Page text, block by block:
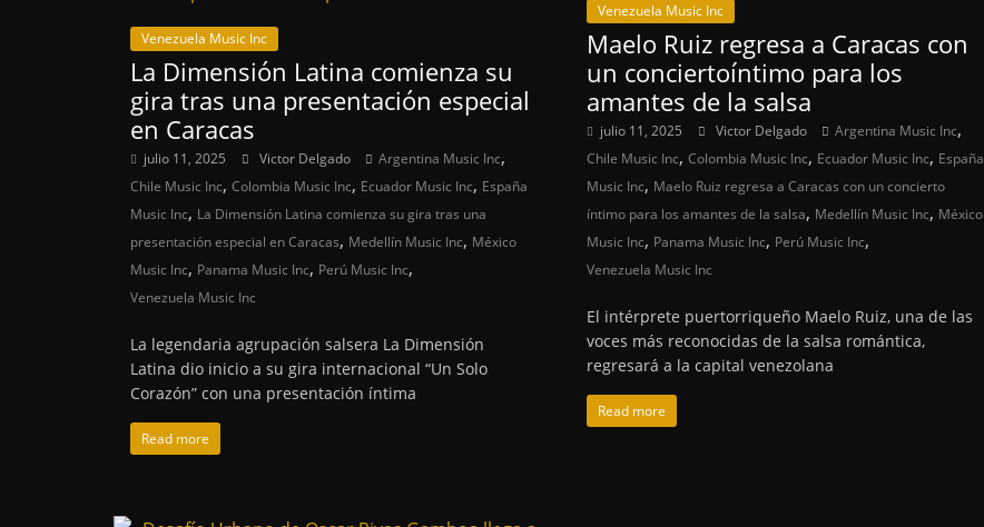
Venezuela Music Inc
La Dimensión Latina comienza su
gira tras una presentación especial
en Caracas
julio 11, 2025 Victor Delgado Argentina Music Inc,
Chile Music Inc, Colombia Music Inc, Ecuador Music Inc, España
Music Inc, La Dimensión Latina comienza su gira tras una
presentación especial en Caracas, Medellín Music Inc, México
Music Inc, Panama Music Inc, Perú Music Inc,
Venezuela Music Inc
La legendaria agrupación salsera La Dimensión
Latina dio inicio a su gira internacional “Un Solo
Corazón” con una presentación íntima
Read more
Venezuela Music Inc
Maelo Ruiz regresa a Caracas con
un conciertoíntimo para los
amantes de la salsa
julio 11, 2025 Victor Delgado Argentina Music Inc,
Chile Music Inc,Colombia Music Inc, Ecuador Music Inc, España
Music Inc, Maelo Ruiz regresa a Caracas con un concierto
íntimo para los amantes de la salsa, Medellín Music Inc, México
Music Inc, Panama Music Inc, Perú Music Inc,
Venezuela Music Inc
El intérprete puertorriqueño Maelo Ruiz, una de las
voces más reconocidas de la salsa romántica,
regresará a la capital venezolana
Read more